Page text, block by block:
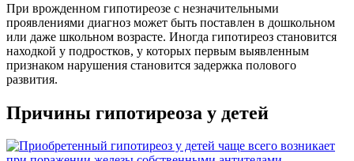
При врожденном гипотиреозе с незначительными
проявлениями диагноз может быть поставлен в дошкольном
или даже школьном возрасте. Иногда гипотиреоз становится
находкой у подростков, у которых первым выявленным
признаком нарушения становится задержка полового
развития.
Причины гипотиреоза у детей